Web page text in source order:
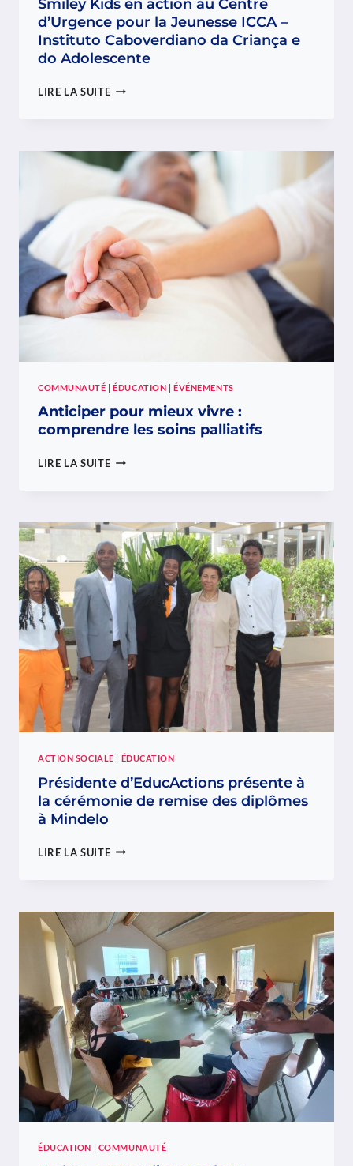
Smiley Kids en action au Centre
d’Urgence pour la Jeunesse ICCA –
Instituto Caboverdiano da Criança e
do Adolescente
LIRE LA SUITESMILEY
AU
CENTRE
D’URGENCE
POUR
JEUNESSE
ICCA
–
INSTITUTO
CABOVERDIANO
DA
COMMUNAUTÉ |ÉDUCATION |ÉVÉNEMENTS
Anticiper pour mieux vivre :
comprendre les soins palliatifs
LIRE LA SUITEANTICIPER
:
COMPRENDRE
LES
SOINS
PALLIATIFS
ACTION SOCIALE ÉDUCATION
Présidente d’EducActions présente à
la cérémonie de remise des diplômes
à Mindelo
LIRE LA SUITEPRÉSIDENTE
LA
CÉRÉMONIE
REMISE
DES
DIPLÔMES
À
MINDELO
ÉDUCATION COMMUNAUTÉ